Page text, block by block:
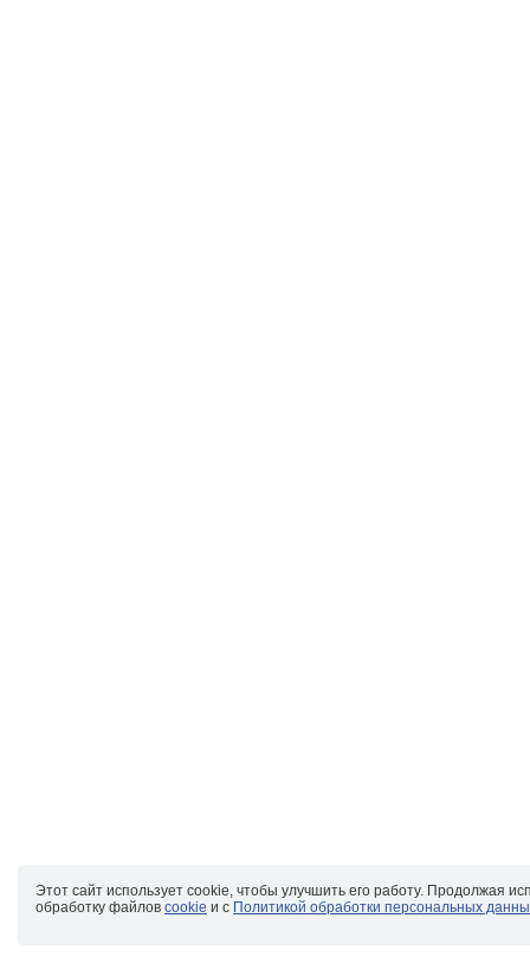
Этот сайт использует cookie, чтобы улучшить его работу. Продолжая
обработку файлов cookie и с Политикой обработки персональных